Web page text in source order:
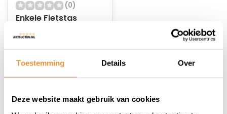
Toestemming Details Over
Deze website maakt gebruik van cookies
(0)
Enkele Fietstas
Niet op voorraad